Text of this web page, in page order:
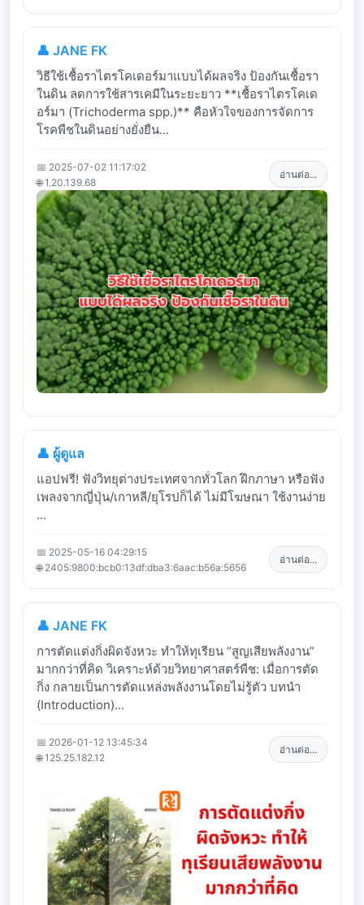
👤 JANE FK
วิธีใช้เชื้อราไตรโคเดอร์มาแบบได้ผลจริง ป้องกันเชื้อรา
ในดิน ลดการใช้สารเคมีในระยะยาว **เชื้อราไตรโคเด
อร์มา (Trichoderma spp.)** คือหัวใจของการจัดการ
โรคพืชในดินอย่างยั่งยืน...
📅 2025-07-02 11:17:02
🌐 1.20.139.68
อ่านต่อ...
👤 ผู้ดูแล
แอปฟรี! ฟังวิทยุต่างประเทศจากทั่วโลก ฝึกภาษา หรือฟัง
เพลงจากญี่ปุ่น/เกาหลี/ยุโรปก็ได้ ไม่มีโฆษณา ใช้งานง่าย
...
📅 2025-05-16 04:29:15
🌐 2405:9800:bcb0:13df:dba3:6aac:b56a:5656
อ่านต่อ...
👤 JANE FK
การตัดแต่งกิ่งผิดจังหวะ ทำให้ทุเรียน “สูญเสียพลังงาน”
มากกว่าที่คิด วิเคราะห์ด้วยวิทยาศาสตร์พืช: เมื่อการตัด
กิ่ง กลายเป็นการตัดแหล่งพลังงานโดยไม่รู้ตัว บทนำ
(Introduction)...
📅 2026-01-12 13:45:34
🌐 125.25.182.12
อ่านต่อ...